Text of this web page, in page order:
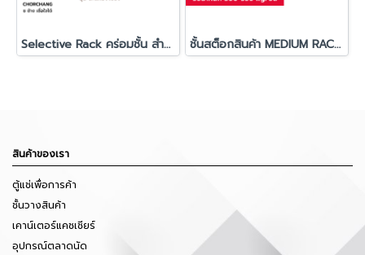
Selective Rack คร่อมชั้น สำหรับวางสต๊อกสินค้า รุ่น ผนังตะแกรงโปร่ง ชั้นสต็อกสินค้า MEDIUM RACK AP ช ช้าง (รับน้ำหนัก 300-350 กก./ชั้น)
สินค้าของเรา
ตู้แช่เพื่อการค้า
ชั้นวางสินค้า
เคาน์เตอร์แคชเชียร์
อุปกรณ์ตลาดนัด